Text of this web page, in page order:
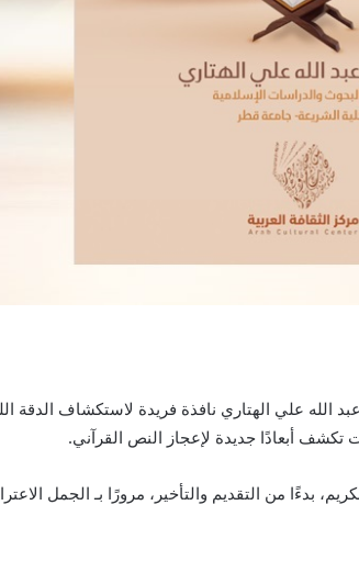
الله علي الهتاري نافذة فريدة لاستكشاف الدقة
تكشف أبعادًا جديدة لإعجاز النص القرآني.
بدءًا من التقديم والتأخير، مرورًا بـ الجمل